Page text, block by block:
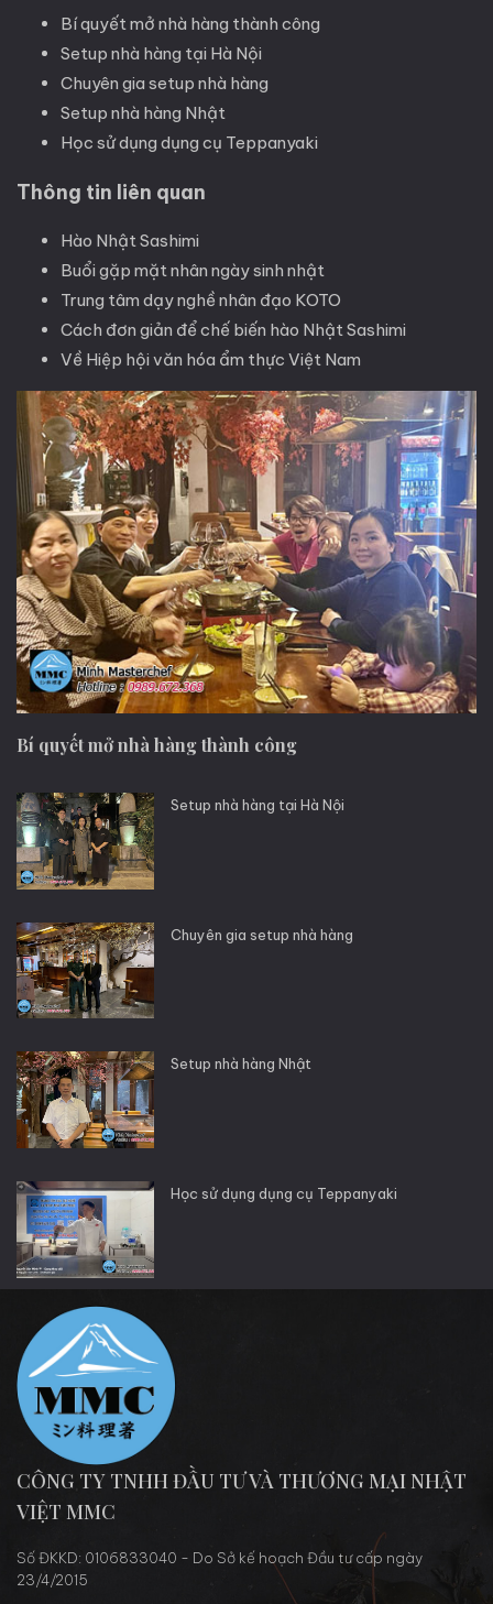
Bí quyết mở nhà hàng thành công
Setup nhà hàng tại Hà Nội
Chuyên gia setup nhà hàng
Setup nhà hàng Nhật
Học sử dụng dụng cụ Teppanyaki
Thông tin liên quan
Hào Nhật Sashimi
Buổi gặp mặt nhân ngày sinh nhật
Trung tâm dạy nghề nhân đạo KOTO
Cách đơn giản để chế biến hào Nhật Sashimi
Về Hiệp hội văn hóa ẩm thực Việt Nam
Bí quyết mở nhà hàng thành công
Setup nhà hàng tại Hà Nội
Chuyên gia setup nhà hàng
Setup nhà hàng Nhật
Học sử dụng dụng cụ Teppanyaki
CÔNG TY TNHH ĐẦU TƯ VÀ THƯƠNG MẠI NHẬT
VIỆT MMC
Số ĐKKD: 0106833040 - Do Sở kế hoạch Đầu tư cấp ngày
23/4/2015